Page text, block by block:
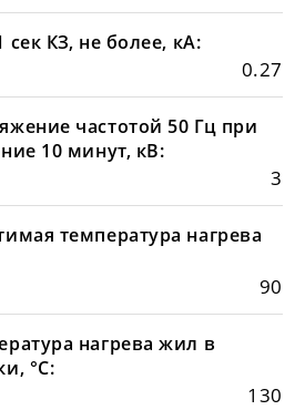
КЗ, не более, кА:
0.27
частотой 50 Гц при
10 минут, кВ:
3
температура нагрева
90
нагрева жил в
°С:
130